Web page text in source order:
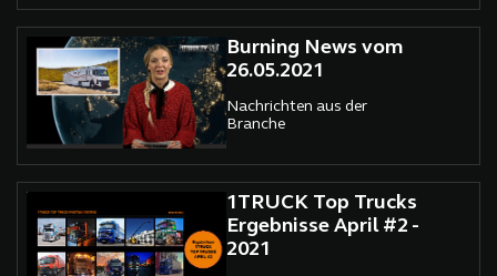
Lebensqualität seiner
Bürger drastisch zu
verbessern.
Burning News vom
26.05.2021
Nachrichten aus der
Branche
1TRUCK Top Trucks
Ergebnisse April #2 -
2021